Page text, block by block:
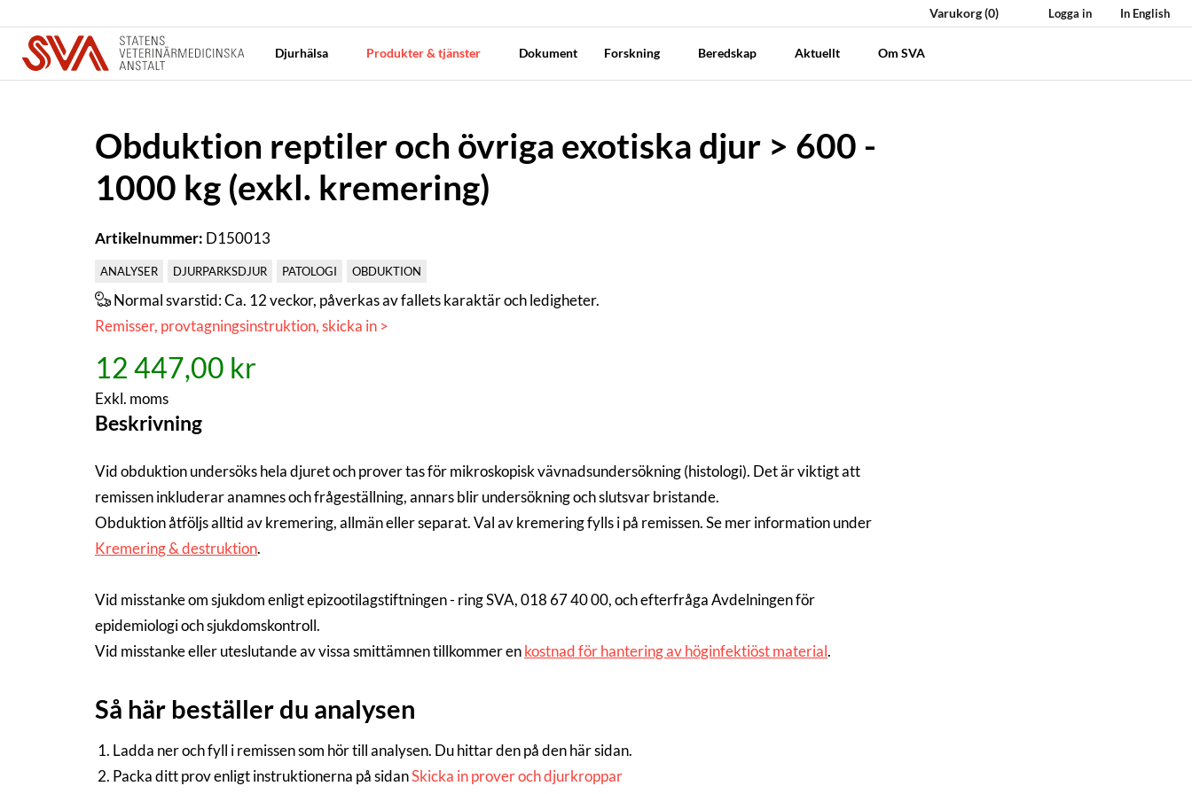
Varukorg(0) Logga in In English
Djurhälsa Produkter & tjänster Dokument Forskning Beredskap Aktuellt Om SVA
Obduktion reptiler och övriga exotiska djur > 600 -
1000 kg (exkl. kremering)
Artikelnummer: D150013
ANALYSER DJURPARKSDJUR PATOLOGI OBDUKTION
Normal svarstid:Ca. 12 veckor, påverkas av fallets karaktär och ledigheter.
Remisser, provtagningsinstruktion, skicka in >
12 447,00 kr
Exkl. moms
Beskrivning
Vid obduktion undersöks hela djuret och prover tas för mikroskopisk vävnadsundersökning (histologi). Det är viktigt att
remissen inkluderar anamnes och frågeställning, annars blir undersökning och slutsvar bristande.
Obduktion åtföljs alltid av kremering, allmän eller separat. Val av kremering fylls i på remissen. Se mer information under
Kremering & destruktion.
Vid misstanke om sjukdom enligt epizootilagstiftningen - ring SVA, 018 67 40 00, och efterfråga Avdelningen för
epidemiologi och sjukdomskontroll.
Vid misstanke eller uteslutande av vissa smittämnen tillkommer enkostnad för hantering av höginfektiöst material.
Så här beställer du analysen
Ladda ner och fyll i remissen som hör till analysen. Du hittar den på den här sidan.
Packa ditt prov enligt instruktionerna på sidanSkicka in prover och djurkroppar